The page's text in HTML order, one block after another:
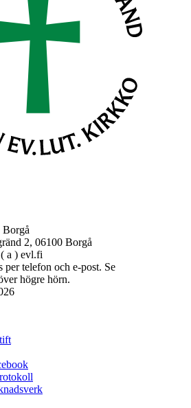
Borgå
2, 06100 Borgå
a ) evl.fi
per telefon och e-post. Se
högre hörn.